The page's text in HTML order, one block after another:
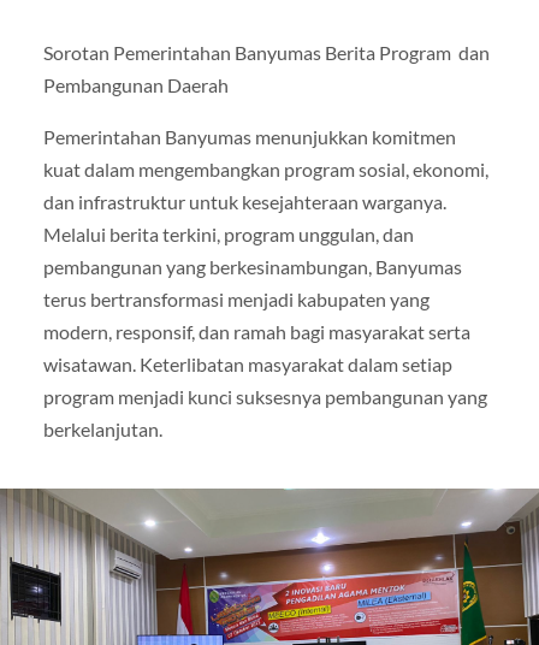
Sorotan Pemerintahan Banyumas Berita Program dan
Pembangunan Daerah
Pemerintahan Banyumas menunjukkan komitmen
kuat dalam mengembangkan program sosial, ekonomi,
dan infrastruktur untuk kesejahteraan warganya.
Melalui berita terkini, program unggulan, dan
pembangunan yang berkesinambungan, Banyumas
terus bertransformasi menjadi kabupaten yang
modern, responsif, dan ramah bagi masyarakat serta
wisatawan. Keterlibatan masyarakat dalam setiap
program menjadi kunci suksesnya pembangunan yang
berkelanjutan.